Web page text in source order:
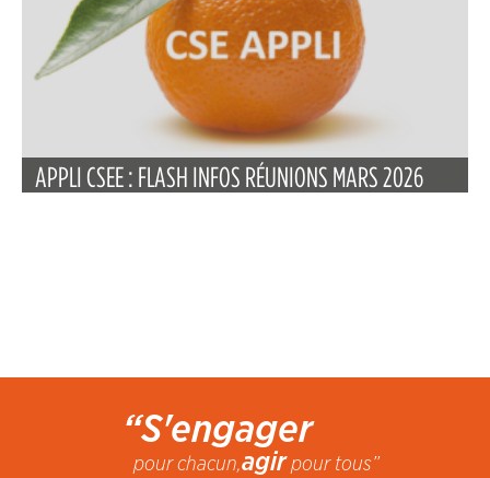
APPLI CSEE : FLASH INFOS RÉUNIONS MARS 2026
“S'engager
pour chacun,agirpour tous”